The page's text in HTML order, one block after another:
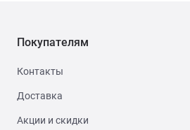
Покупателям
Контакты
Доставка
Акции и скидки